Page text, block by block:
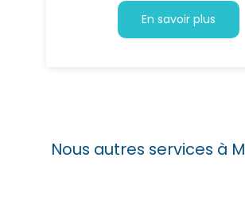
En savoir plus
Nous autres services à